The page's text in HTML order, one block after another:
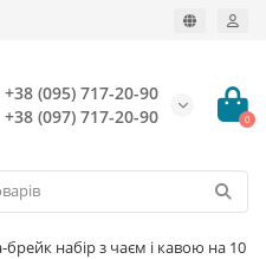
+38 (095) 717-20-90
+38 (097) 717-20-90
0
брейк набір з чаєм і кавою на 10